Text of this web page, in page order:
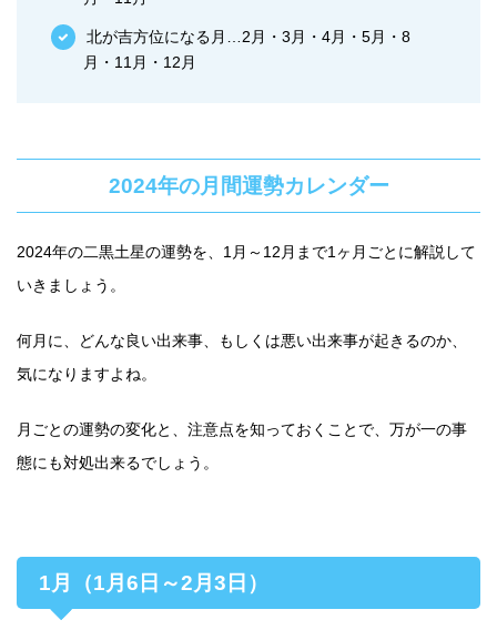
北が吉方位になる月…2月・3月・4月・5月・8
月・11月・12月
2024年の月間運勢カレンダー
2024年の二黒土星の運勢を、1月～12月まで1ヶ月ごとに解説して
いきましょう。
何月に、どんな良い出来事、もしくは悪い出来事が起きるのか、
気になりますよね。
月ごとの運勢の変化と、注意点を知っておくことで、万が一の事
態にも対処出来るでしょう。
1月（1月6日～2月3日）